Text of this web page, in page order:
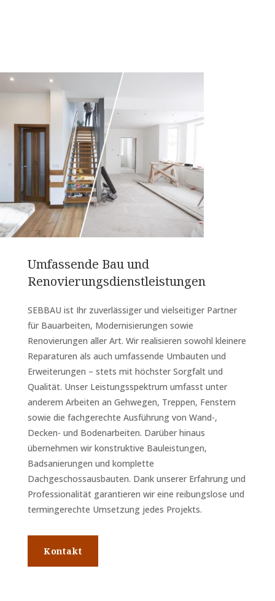
Umfassende Bau und
Renovierungsdienstleistungen
SEBBAU ist Ihr zuverlässiger und vielseitiger Partner
für Bauarbeiten, Modernisierungen sowie
Renovierungen aller Art. Wir realisieren sowohl kleinere
Reparaturen als auch umfassende Umbauten und
Erweiterungen – stets mit höchster Sorgfalt und
Qualität. Unser Leistungsspektrum umfasst unter
anderem Arbeiten an Gehwegen, Treppen, Fenstern
sowie die fachgerechte Ausführung von Wand-,
Decken- und Bodenarbeiten. Darüber hinaus
übernehmen wir konstruktive Bauleistungen,
Badsanierungen und komplette
Dachgeschossausbauten. Dank unserer Erfahrung und
Professionalität garantieren wir eine reibungslose und
termingerechte Umsetzung jedes Projekts.
Kontakt